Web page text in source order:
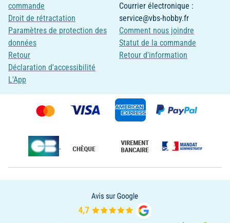
commande
Droit de rétractation
Paramètres de protection des
données
Retour
Déclaration d'accessibilité
L'App
Courrier électronique :
service@vbs-hobby.fr
Comment nous joindre
Statut de la commande
Retour d'information